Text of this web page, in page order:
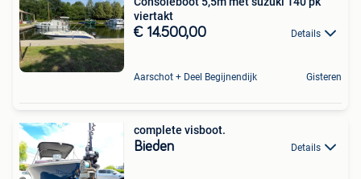
viertakt
€ 14.500,00 Details
Aarschot + Deel Begijnendijk Gisteren
complete visboot.
Bieden Details